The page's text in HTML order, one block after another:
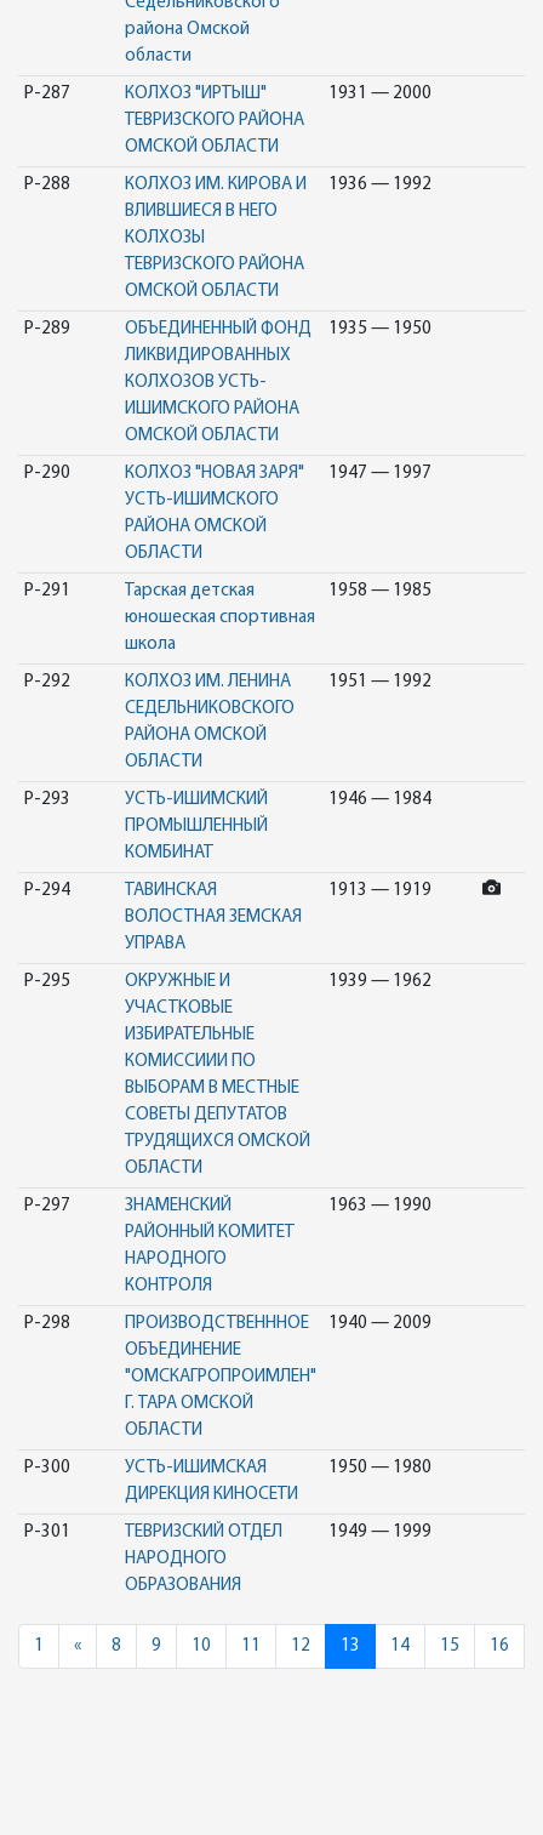
района Омской
области
Р-287
КОЛХОЗ "ИРТЫШ"
ТЕВРИЗСКОГО РАЙОНА
ОМСКОЙ ОБЛАСТИ
1931 — 2000
Р-288
КОЛХОЗ ИМ. КИРОВА И
ВЛИВШИЕСЯ В НЕГО
КОЛХОЗЫ
ТЕВРИЗСКОГО РАЙОНА
ОМСКОЙ ОБЛАСТИ
1936 — 1992
Р-289
ОБЪЕДИНЕННЫЙ ФОНД
ЛИКВИДИРОВАННЫХ
КОЛХОЗОВ УСТЬ-
ИШИМСКОГО РАЙОНА
ОМСКОЙ ОБЛАСТИ
1935 — 1950
Р-290
КОЛХОЗ "НОВАЯ ЗАРЯ"
УСТЬ-ИШИМСКОГО
РАЙОНА ОМСКОЙ
ОБЛАСТИ
1947 — 1997
Р-291
Тарская детская
юношеская спортивная
школа
1958 — 1985
Р-292
КОЛХОЗ ИМ. ЛЕНИНА
СЕДЕЛЬНИКОВСКОГО
РАЙОНА ОМСКОЙ
ОБЛАСТИ
1951 — 1992
Р-293
УСТЬ-ИШИМСКИЙ
ПРОМЫШЛЕННЫЙ
КОМБИНАТ
1946 — 1984
Р-294
ТАВИНСКАЯ
ВОЛОСТНАЯ ЗЕМСКАЯ
УПРАВА
1913 — 1919
Р-295
ОКРУЖНЫЕ И
УЧАСТКОВЫЕ
ИЗБИРАТЕЛЬНЫЕ
КОМИССИИИ ПО
ВЫБОРАМ В МЕСТНЫЕ
СОВЕТЫ ДЕПУТАТОВ
ТРУДЯЩИХСЯ ОМСКОЙ
ОБЛАСТИ
1939 — 1962
Р-297
ЗНАМЕНСКИЙ
РАЙОННЫЙ КОМИТЕТ
НАРОДНОГО
КОНТРОЛЯ
1963 — 1990
Р-298
ПРОИЗВОДСТВЕНННОЕ
ОБЪЕДИНЕНИЕ
"ОМСКАГРОПРОИМЛЕН"
Г. ТАРА ОМСКОЙ
ОБЛАСТИ
1940 — 2009
Р-300
УСТЬ-ИШИМСКАЯ
ДИРЕКЦИЯ КИНОСЕТИ
1950 — 1980
Р-301
ТЕВРИЗСКИЙ ОТДЕЛ
НАРОДНОГО
ОБРАЗОВАНИЯ
1949 — 1999
1 «Previous
8 9 10 11 12 13 14 15 16